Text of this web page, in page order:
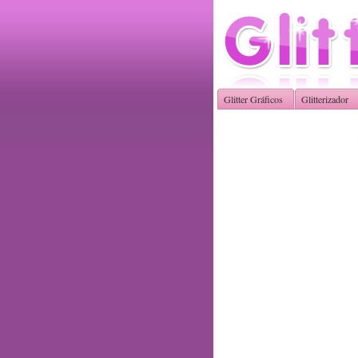
Glitter Gráficos Glitterizador